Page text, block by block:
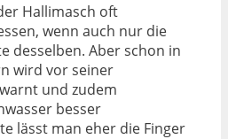
Hallimasch oft
wenn auch nur die
desselben. Aber schon in
wird vor seiner
und zudem
besser
lässt man eher die Finger